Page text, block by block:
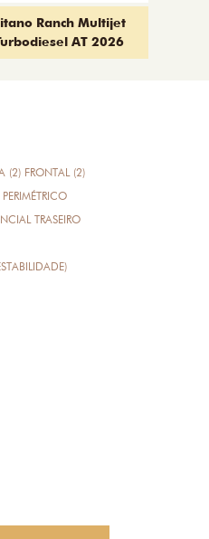
Ranch Multijet
AT 2026
(2) FRONTAL (2)
TRASEIRO